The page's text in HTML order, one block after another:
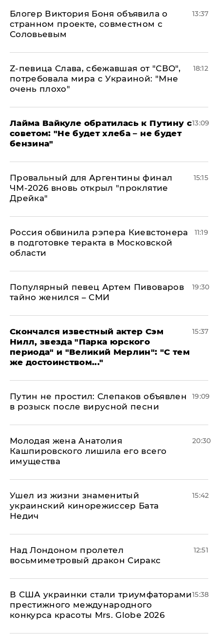
Блогер Виктория Боня объявила о
странном проекте, совместном с
Соловьевым
13:37
Z-певица Слава, сбежавшая от "СВО",
потребовала мира с Украиной: "Мне
очень плохо"
18:12
Лайма Вайкуле обратилась к Путину с
советом: "Не будет хлеба – не будет
бензина"
13:09
Провальный для Аргентины финал
ЧМ-2026 вновь открыл "проклятие
Дрейка"
15:15
Россия обвинила рэпера Киевстонера
в подготовке теракта в Московской
области
11:19
Популярный певец Артем Пивоваров
тайно женился – СМИ
19:30
Скончался известный актер Сэм
Нилл, звезда "Парка юрского
периода" и "Великий Мерлин": "С тем
же достоинством..."
15:37
Путин не простил: Слепаков объявлен
в розыск после вирусной песни
19:09
Молодая жена Анатолия
Кашпировского лишила его всего
имущества
20:30
Ушел из жизни знаменитый
украинский кинорежиссер Бата
Недич
15:42
Над Лондоном пролетел
восьмиметровый дракон Сиракс
12:51
В США украинки стали триумфаторами
престижного международного
конкурса красоты Mrs. Globe 2026
15:38